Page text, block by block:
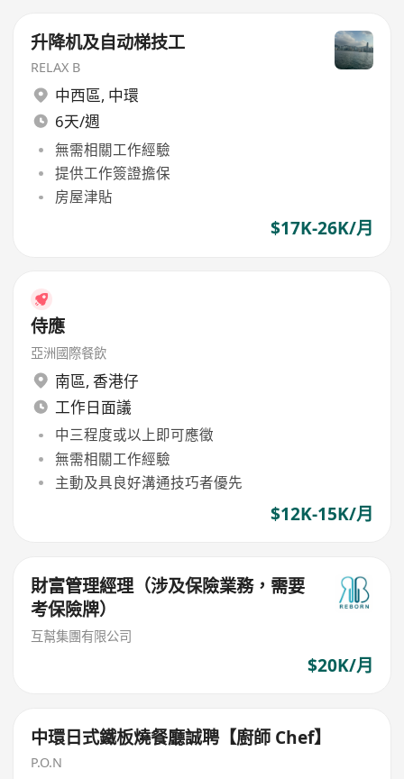
升降机及自动梯技工
RELAX B
中西區, 中環
6天/週
無需相關工作經驗
提供工作簽證擔保
房屋津貼
$17K-26K/月
侍應
亞洲國際餐飲
南區, 香港仔
工作日面議
中三程度或以上即可應徵
無需相關工作經驗
主動及具良好溝通技巧者優先
$12K-15K/月
財富管理經理（涉及保險業務，需要
考保險牌）
互幫集團有限公司
$20K/月
中環日式鐵板燒餐廳誠聘【廚師 Chef】
P.O.N